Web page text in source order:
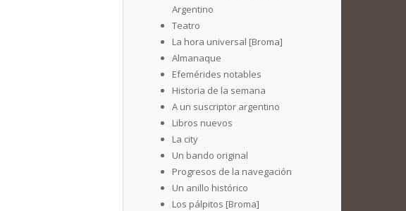
Argentino
Teatro
La hora universal [Broma]
Almanaque
Efemérides notables
Historia de la semana
A un suscriptor argentino
Libros nuevos
La city
Un bando original
Progresos de la navegación
Un anillo histórico
Los pálpitos [Broma]